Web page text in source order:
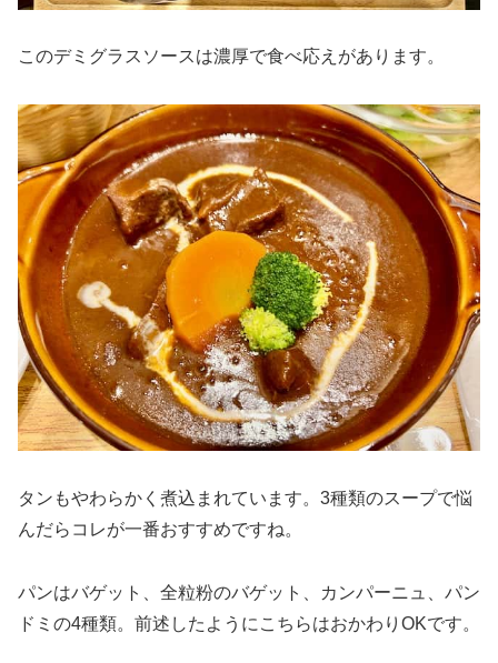
このデミグラスソースは濃厚で食べ応えがあります。
タンもやわらかく煮込まれています。3種類のスープで悩
んだらコレが一番おすすめですね。
パンはバゲット、全粒粉のバゲット、カンパーニュ、パン
ドミの4種類。前述したようにこちらはおかわりOKです。